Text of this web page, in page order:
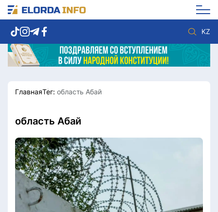
KZ
Новости столицы
Политика
Спорт
Видео
Мир
Послание
Служба Комплаенс
Этический кодекс
Служу стране
ГлавнаяТег: область Абай
область Абай